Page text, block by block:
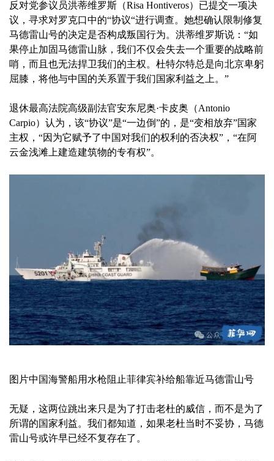
反对党参议员洪蒂维罗斯（Risa Hontiveros）已提交一项决
议，寻求对罗克口中的“协议“进行调查。她想确认限制修复
马德雷山号的决定是否构成叛国行为。洪蒂维罗斯说：“如
果停止加固马德雷山脉，我们不仅会失去一个重要的战略前
哨，而且也无法捍卫我们的主权。杜特尔特总是向北京卑躬
屈膝，将他与中国的关系置于我们国家利益之上。”
退休最高法院高级副法官安东尼奥·卡皮奥（Antonio
Carpio）认为，该“协议”是“一边倒”的，是“变相放弃”国家
主权，“因为它赋予了中国对我们的权利的否决权”，“在阿
云金浅滩上建造建筑物的专有权”。
图片中国海警船用水枪阻止菲律宾补给船靠近马德雷山号
无疑，这两位跳出来只是为了打击老杜的威信，而不是为了
所谓的国家利益。我们都知道，如果老杜当时不妥协，马德
雷山号或许早已经不复存在了。